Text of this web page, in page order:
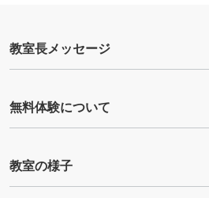
教室長メッセージ
無料体験について
教室の様子